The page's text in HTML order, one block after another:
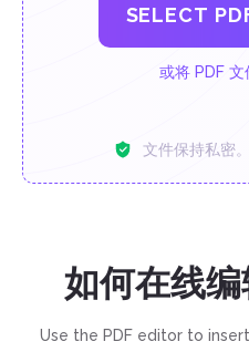
SELECT
或将 PDF
文件保持私密
如何在线
Use the PDF editor to